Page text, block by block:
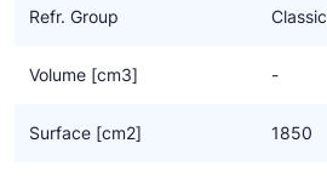
Refr. Group Classic
Volume [cm3] -
Surface [cm2] 1850